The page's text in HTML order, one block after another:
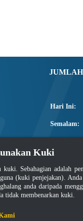
Hari Ini:
Semalam:
Total:
Penafian|Dasar Keselamatan
Kuki
Sebahagian adalah
(kuki penjejakan).
anda daripada
tidak membenarkan kuki.